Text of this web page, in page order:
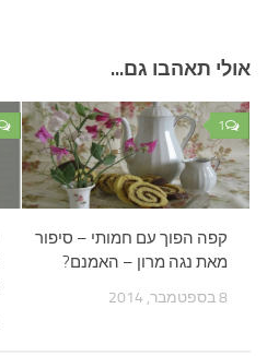
אולי תאהבו גם...
1
קפה הפוך עם חמותי – סיפור
מאת נגה מרון – האמנם?
8 בספטמבר, 2014